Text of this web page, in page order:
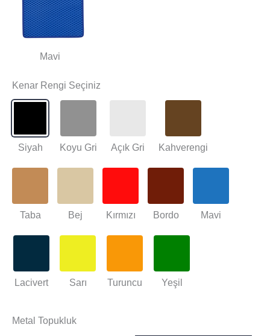
Mavi
Kenar Rengi Seçiniz
Siyah Koyu Gri Açık Gri Kahverengi
Taba Bej Kırmızı Bordo Mavi
Lacivert Sarı Turuncu Yeşil
Metal Topukluk